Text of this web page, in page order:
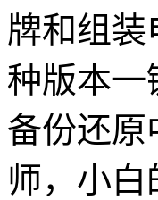
牌和组装
种版本一
备份还原
师，小白